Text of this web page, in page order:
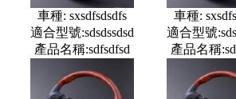
車種: sxsdfsdsdfs
適合型號:sdsdssdsd
產品名稱:sdfsdfsd
車種:
適合型號
產品名稱